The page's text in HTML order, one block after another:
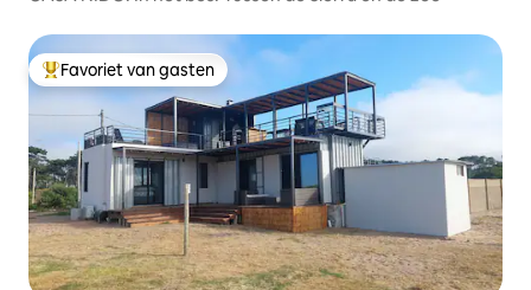
Topfavoriet van gasten
Favoriet van gasten